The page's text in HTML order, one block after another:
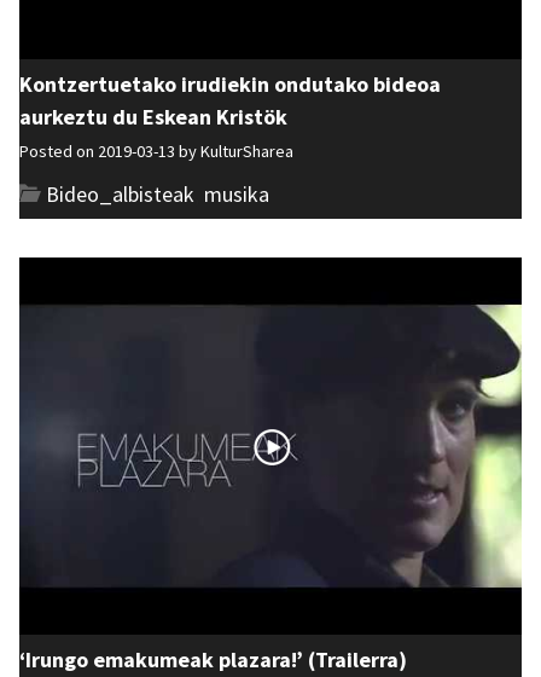
Kontzertuetako irudiekin ondutako bideoa
aurkeztu du Eskean Kristök
Posted on 2019-03-13 byKulturSharea
Bideo_albisteak musika
‘Irungo emakumeak plazara!’ (Trailerra)